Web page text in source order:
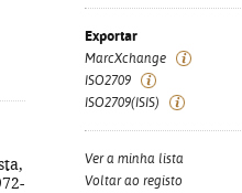
Exportar
MarcXchange
ISO2709
ISO2709(ISIS)
Ver a minha lista
Voltar ao registo